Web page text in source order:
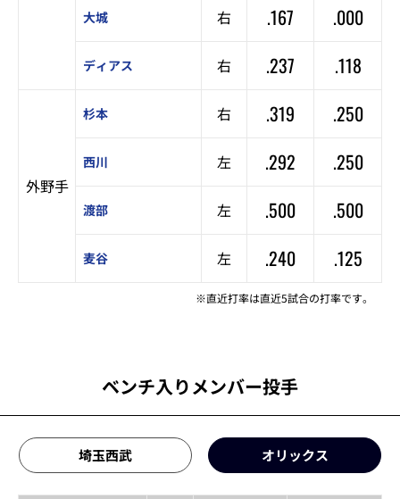
大城 右 .167 .000
ディアス 右 .237 .118
外野手
杉本 右 .319 .250
西川 左 .292 .250
渡部 左 .500 .500
麦谷 左 .240 .125
※直近打率は直近5試合の打率です。
ベンチ入りメンバー投手
埼玉西武 オリックス